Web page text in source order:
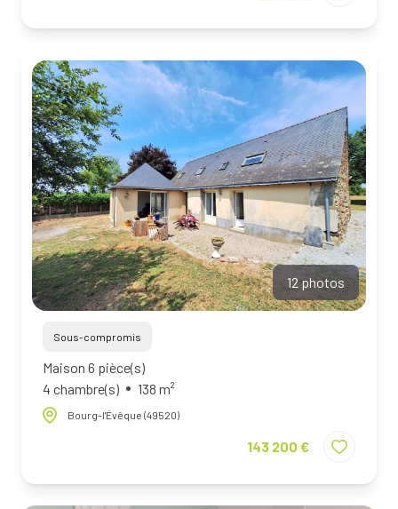
12 photos
Sous-compromis
Maison 6 pièce(s)
4 chambre(s)
138 m²
Bourg-l'Évêque (49520)
143 200 €